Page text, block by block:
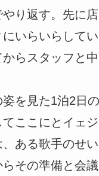
り返す。先に
いらいらして
らスタッフと
を見た1泊2日
ここにとイェジ
ある歌手のせ
その準備と会